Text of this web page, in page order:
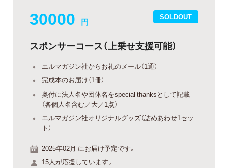
SOLDOUT
30000 円
スポンサーコース（上乗せ支援可能）
エルマガジン社からお礼のメール（1通）
完成本のお届け（1冊）
奥付に法人名や団体名をspecial thanksとして記載
（各個人名含む／大／1点）
エルマガジン社オリジナルグッズ（詰めあわせ1セッ
ト）
2025年02月 にお届け予定です。
15人が応援しています。